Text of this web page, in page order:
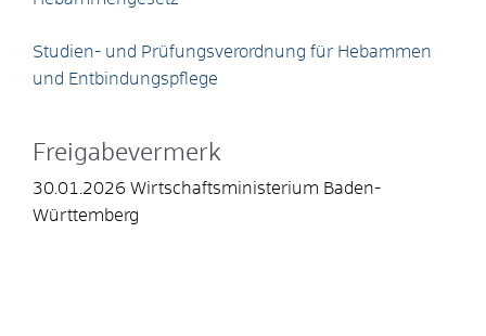
Studien- und Prüfungsverordnung für Hebammen
und Entbindungspflege
Freigabevermerk
30.01.2026 Wirtschaftsministerium Baden-
Württemberg